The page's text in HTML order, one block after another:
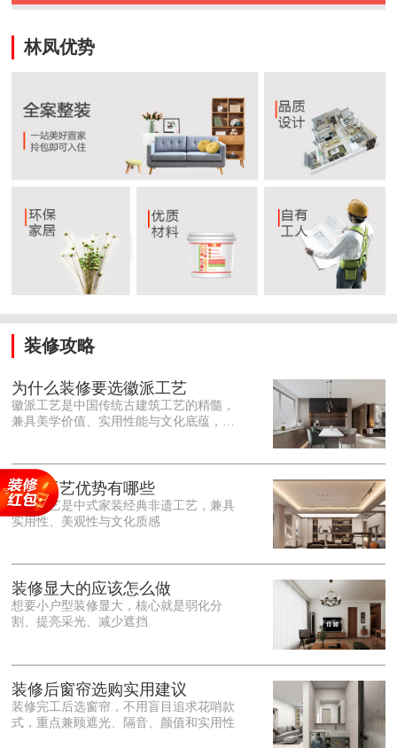
林凤优势
装修攻略
为什么装修要选徽派工艺
徽派工艺是中国传统古建筑工艺的精髓，
兼具美学价值、实用性能与文化底蕴，优
雕细琢的砖、木、石雕为特色，线条古朴
大气，意境悠远，自带东方中式雅致韵
味，耐看且不易过时。<o:p></o:p> 在工
艺品质上，徽派工艺遵循古法匠心工序，
保耐用，抗风化、耐腐蚀，使用
徽派工艺优势有哪些
徽派工艺是中式家装经典非遗工艺，兼具
实用性、美观性与文化质感
装修显大的应该怎么做
想要小户型装修显大，核心就是弱化分
割、提亮采光、减少遮挡
装修后窗帘选购实用建议
装修完工后选窗帘，不用盲目追求花哨款
式，重点兼顾遮光、隔音、颜值和实用性